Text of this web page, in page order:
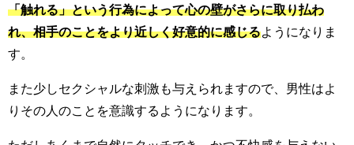
「触れる」という行為によって心の壁がさらに取り払わ
れ、相手のことをより近しく好意的に感じる ようになりま
す。
また少しセクシャルな刺激も与えられますので、男性はよ
りその人のことを意識するようになります。